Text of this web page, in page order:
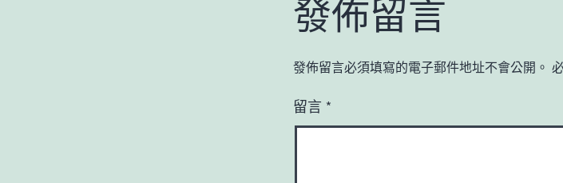
發佈留言
發佈留言必須填寫的電子郵件地址不會公開。
留言 *